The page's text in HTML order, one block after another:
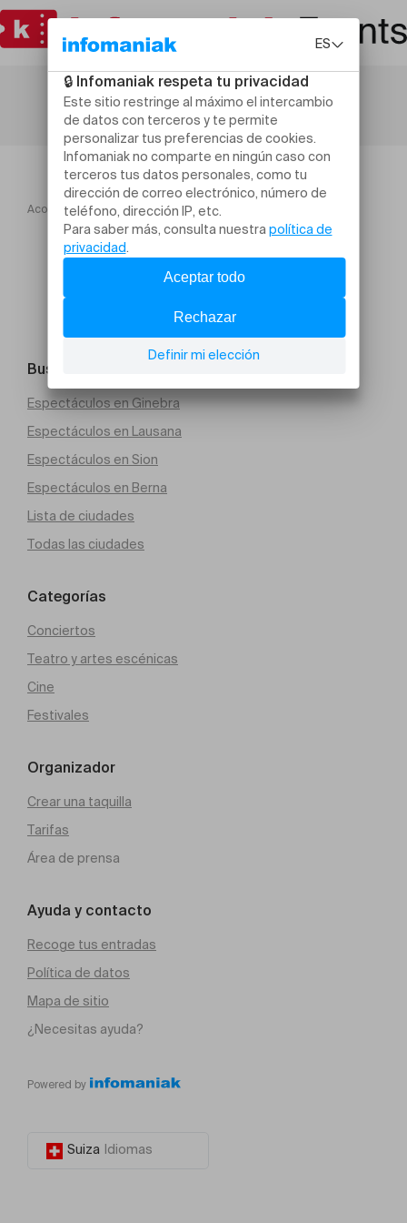
Acogida Jeanne Cherhal
Buscar un evento
Espectáculos en Ginebra
Espectáculos en Lausana
Espectáculos en Sion
Espectáculos en Berna
Lista de ciudades
Todas las ciudades
Categorías
Conciertos
Teatro y artes escénicas
Cine
Festivales
Organizador
Crear una taquilla
Tarifas
Área de prensa
Ayuda y contacto
Recoge tus entradas
Política de datos
Mapa de sitio
¿Necesitas ayuda?
Powered by
Suiza Idiomas